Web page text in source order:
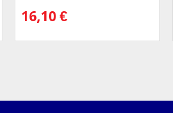
16,10€